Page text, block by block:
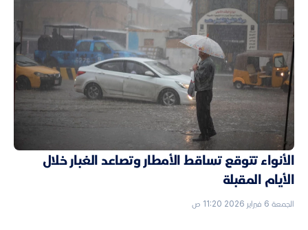
الأنواء تتوقع تساقط الأمطار وتصاعد الغبار خلال
الأيام المقبلة
الجمعة 6 فبراير 2026 11:20 ص